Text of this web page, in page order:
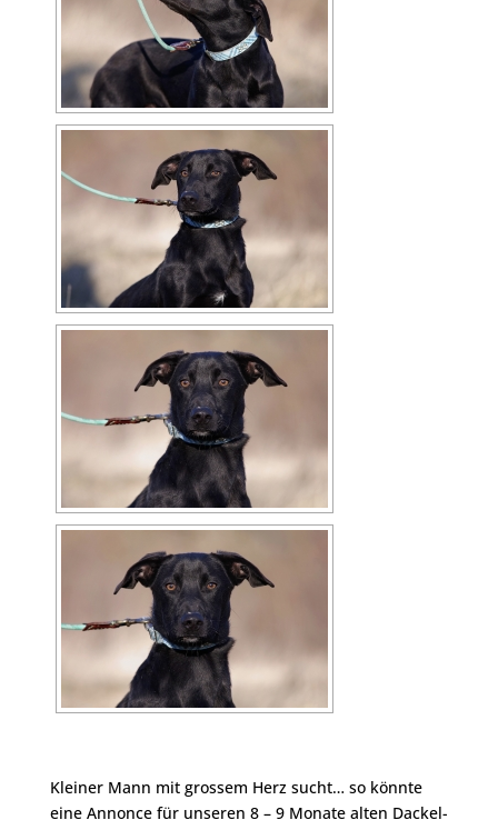
Kleiner Mann mit grossem Herz sucht… so könnte
eine Annonce für unseren 8 – 9 Monate alten Dackel-